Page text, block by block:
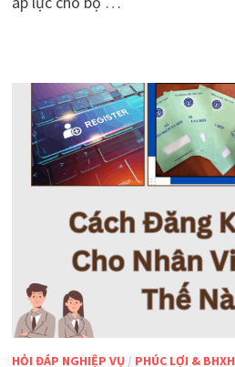
HỎI ĐÁP NGHIỆP VỤ/ PHÚC LỢI & BHXH